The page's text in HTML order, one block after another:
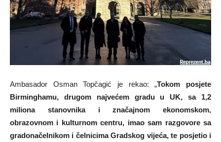
Ambasador Osman Topčagić je rekao: „Tokom posjete
Birminghamu, drugom najvećem gradu u UK, sa 1,2
miliona stanovnika i značajnom ekonomskom,
obrazovnom i kulturnom centru, imao sam razgovore sa
gradonačelnikom i čelnicima Gradskog vijeća, te posjetio i